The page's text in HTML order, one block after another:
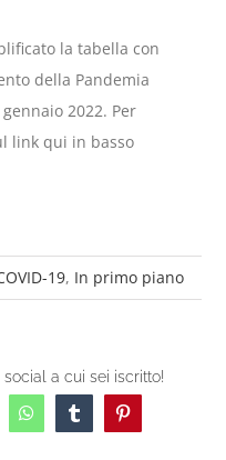
la tabella con
della Pandemia
2022. Per
link qui in basso
19, In primo piano
a cui sei iscritto!
WhatsAppTumblrPinterest